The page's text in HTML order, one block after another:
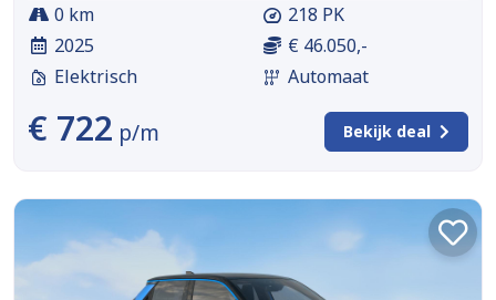
0 km
2025
Elektrisch
218 PK
€ 46.050,-
Automaat
€ 722 p/m Bekijk deal